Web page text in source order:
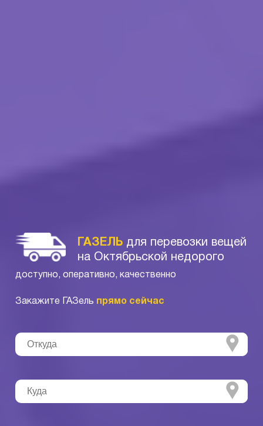
ГАЗЕЛЬ для перевозки вещей
на Октябрьской недорого
доступно, оперативно, качественно
Закажите ГАЗель прямо сейчас